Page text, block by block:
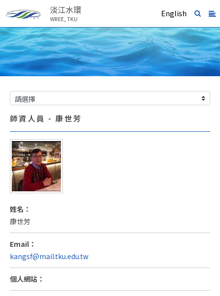
淡江水環
WREE, TKU
English
師資人員 - 康世芳
姓名：
康世芳
Email：
kangsf@mail.tku.edu.tw
個人網站：